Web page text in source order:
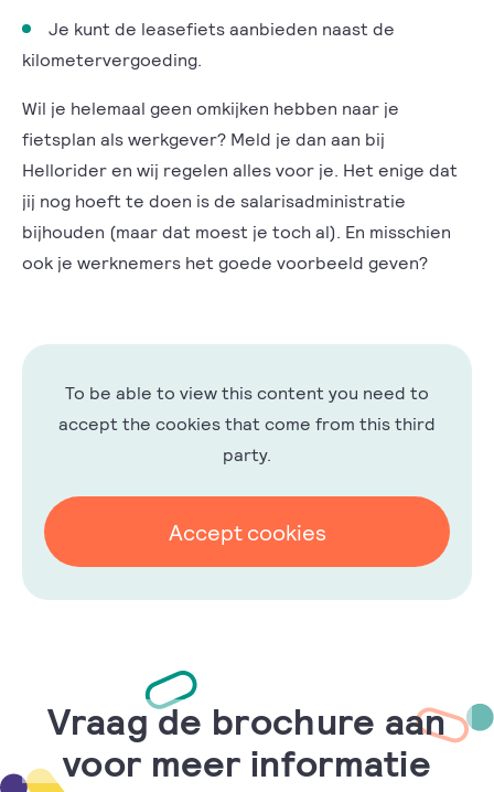
Je kunt de leasefiets aanbieden naast de
kilometervergoeding.
Wil je helemaal geen omkijken hebben naar je
fietsplan als werkgever? Meld je dan aan bij
Hellorider en wij regelen alles voor je. Het enige dat
jij nog hoeft te doen is de salarisadministratie
bijhouden (maar dat moest je toch al). En misschien
ook je werknemers het goede voorbeeld geven?
To be able to view this content you need to
accept the cookies that come from this third
party.
Accept cookies
Vraag de brochure aan
voor meer informatie